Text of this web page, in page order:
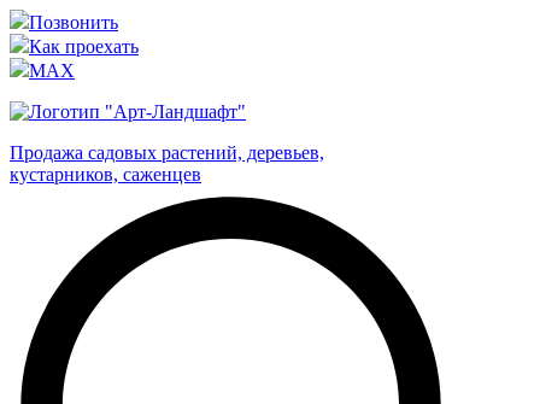
Позвонить
Как проехать
MAX
Продажа садовых растений, деревьев,
кустарников, саженцев